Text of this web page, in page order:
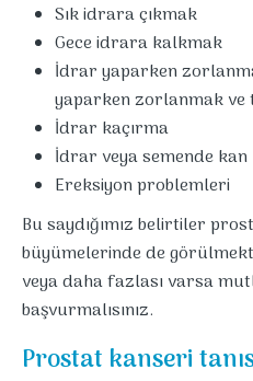
Sık idrara çıkmak
Gece idrara kalkmak
İdrar yaparken
yaparken zorlanmak ve
İdrar kaçırma
İdrar veya semende kan
Ereksiyon problemleri
Bu saydığımız belirtiler
büyümelerinde de
veya daha fazlası varsa
başvurmalısınız.
Prostat kanseri